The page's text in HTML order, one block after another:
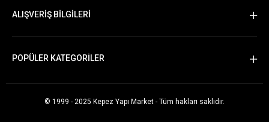
ALIŞVERİŞ BİLGİLERİ
POPÜLER KATEGORİLER
© 1999 - 2025 Kepez Yapı Market - Tüm hakları saklıdır.